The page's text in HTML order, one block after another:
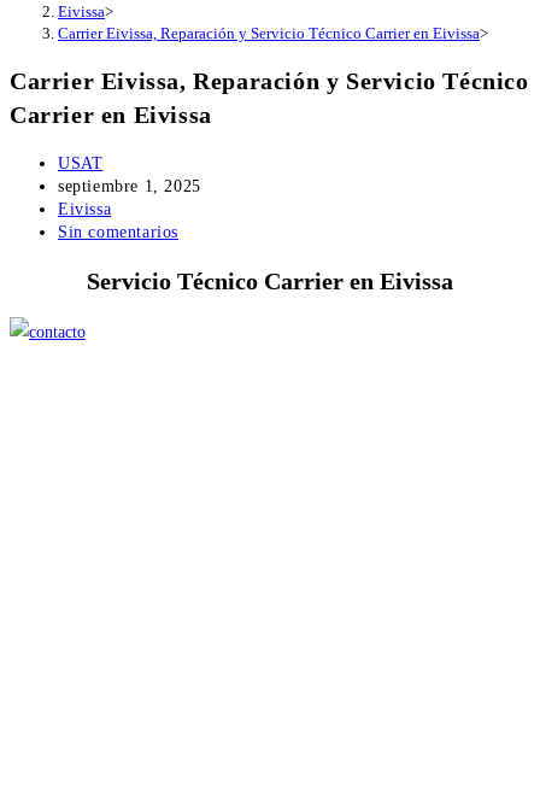
Eivissa>
Carrier Eivissa, Reparación y Servicio Técnico Carrier en Eivissa>
Carrier Eivissa, Reparación y Servicio Técnico
Carrier en Eivissa
Autor
de
la
entrada:
USAT
Publicación
de
la
septiembre 1, 2025
Categoría
de
entrada:
Eivissa
Comentarios
Sin comentarios
Servicio Técnico Carrier en Eivissa